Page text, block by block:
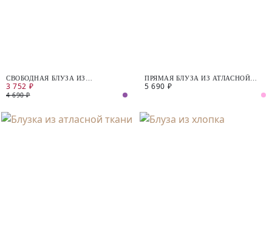
СВОБОДНАЯ БЛУЗА ИЗ
ВИСКОЗНОГО ТРИКОТАЖА
3 752 ₽
4 690 ₽
ПРЯМАЯ БЛУЗА ИЗ АТЛАСНОЙ
ТКАНИ
5 690 ₽